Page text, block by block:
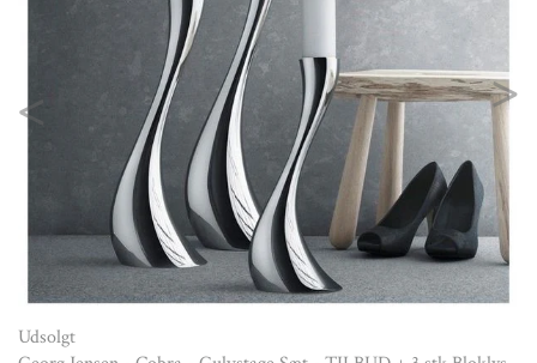
Previous
Udsolgt